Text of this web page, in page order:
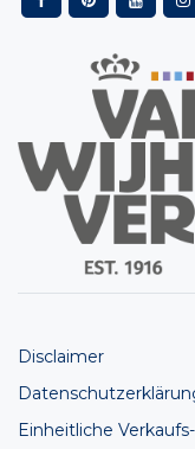
Disclaimer
Einheitliche